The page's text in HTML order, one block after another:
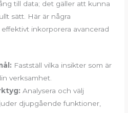
till data; det gäller att kunna
sätt. Här är några
inkorporera avancerad
Fastställ vilka insikter som är
verksamhet.
Analysera och välj
djupgående funktioner,